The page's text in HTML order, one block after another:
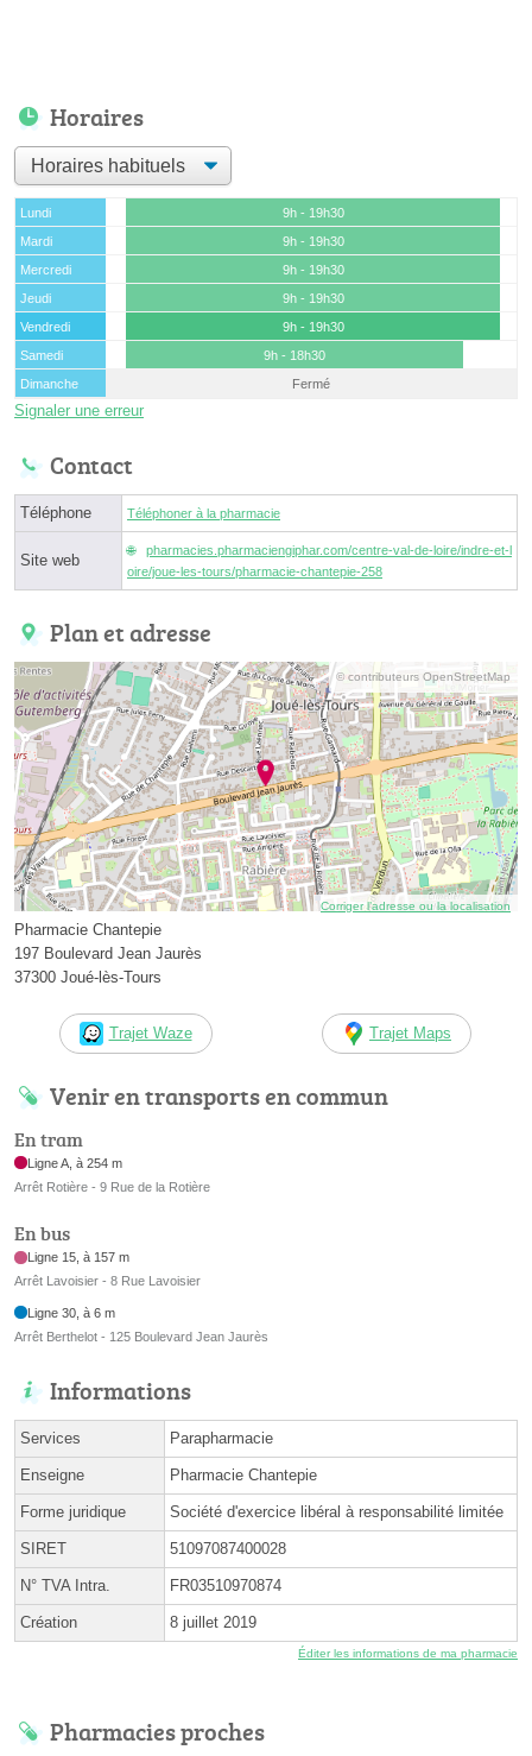
Horaires
Lundi
9h - 19h30
Mardi
9h - 19h30
Mercredi
9h - 19h30
Jeudi
9h - 19h30
Vendredi
9h - 19h30
Samedi
9h - 18h30
Dimanche
Fermé
Signaler une erreur
Contact
Téléphone Téléphoner à la pharmacie
Site web
pharmacies.pharmaciengiphar.com/centre-val-de-loire/indre-et-l
oire/joue-les-tours/pharmacie-chantepie-258
Plan et adresse
© contributeurs OpenStreetMap
Corriger l’adresse ou la localisation
Pharmacie Chantepie
197 Boulevard Jean Jaurès
37300 Joué-lès-Tours
Trajet Waze Trajet Maps
Venir en transports en commun
En tram
Ligne A, à 254 m
Arrêt Rotière - 9 Rue de la Rotière
En bus
Ligne 15, à 157 m
Arrêt Lavoisier - 8 Rue Lavoisier
Ligne 30, à 6 m
Arrêt Berthelot - 125 Boulevard Jean Jaurès
Informations
Services Parapharmacie
Enseigne Pharmacie Chantepie
Forme juridique Société d'exercice libéral à responsabilité limitée
SIRET 51097087400028
N° TVA Intra. FR03510970874
Création 8 juillet 2019
Éditer les informations de ma pharmacie
Pharmacies proches